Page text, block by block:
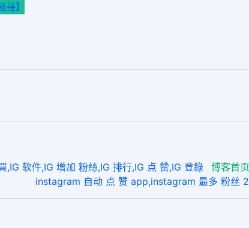
】
,IG 软件,IG 增加 粉絲,IG 排行,IG 点 赞,IG 登錄 博客首页
instagram 自动 点 赞 app,instagram 最多 粉丝